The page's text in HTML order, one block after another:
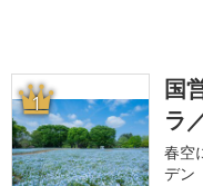
1
国
ラ
春空
デン